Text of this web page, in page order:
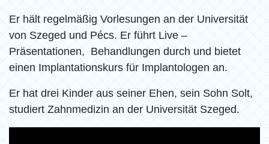
Er hält regelmäßig Vorlesungen an der Universität
von Szeged und Pécs. Er führt Live –
Präsentationen, Behandlungen durch und bietet
einen Implantationskurs für Implantologen an.
Er hat drei Kinder aus seiner Ehen, sein Sohn Solt,
studiert Zahnmedizin an der Universität Szeged.